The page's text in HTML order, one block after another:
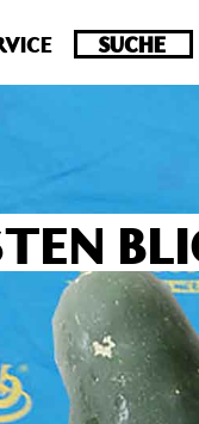
in /homepages/